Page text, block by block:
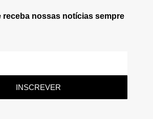
receba nossas notícias sempre
INSCREVER